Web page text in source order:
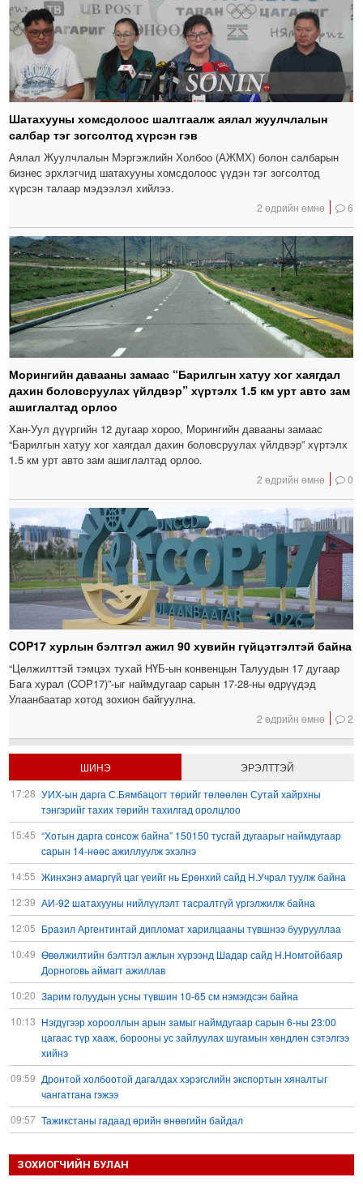
Шатахууны хомсдолоос шалтгаалж аялал жуулчлалын
салбар тэг зогсолтод хүрсэн гэв
Аялал Жуулчлалын Мэргэжлийн Холбоо (АЖМХ) болон салбарын
бизнес эрхлэгчид шатахууны хомсдолоос үүдэн тэг зогсолтод
хүрсэн талаар мэдээлэл хийлээ.
2 өдрийн өмнө 6
Морингийн давааны замаас “Барилгын хатуу хог хаягдал
дахин боловсруулах үйлдвэр” хүртэлх 1.5 км урт авто зам
ашиглалтад орлоо
Хан-Уул дүүргийн 12 дугаар хороо, Морингийн давааны замаас
“Барилгын хатуу хог хаягдал дахин боловсруулах үйлдвэр” хүртэлх
1.5 км урт авто зам ашиглалтад орлоо.
2 өдрийн өмнө 0
COP17 хурлын бэлтгэл ажил 90 хувийн гүйцэтгэлтэй байна
“Цөлжилттэй тэмцэх тухай НҮБ-ын конвенцын Талуудын 17 дугаар
Бага хурал (COP17)”-ыг наймдугаар сарын 17-28-ны өдрүүдэд
Улаанбаатар хотод зохион байгуулна.
2 өдрийн өмнө 2
ШИНЭ
ЭРЭЛТТЭЙ
17:28 УИХ-ын дарга С.Бямбацогт төрийг төлөөлөн Сутай хайрхны
тэнгэрийг тахих төрийн тахилгад оролцлоо
15:45 “Хотын дарга сонсож байна” 150150 тусгай дугаарыг наймдугаар
сарын 14-нөөс ажиллуулж эхэлнэ
14:55 Жинхэнэ амаргүй цаг үеийг нь Ерөнхий сайд Н.Учрал туулж байна
12:39 АИ-92 шатахууны нийлүүлэлт тасралтгүй үргэлжилж байна
12:05 Бразил Аргентинтай дипломат харилцааны түвшнээ буурууллаа
10:49 Өвөлжилтийн бэлтгэл ажлын хүрээнд Шадар сайд Н.Номтойбаяр
Дорноговь аймагт ажиллав
10:20 Зарим голуудын усны түвшин 10-65 см нэмэгдсэн байна
10:13 Нэгдүгээр хорооллын арын замыг наймдугаар сарын 6-ны 23:00
цагаас түр хааж, борооны ус зайлуулах шугамын хөндлөн сэтэлгээ
хийнэ
09:59 Дронтой холбоотой дагалдах хэрэгслийн экспортын хяналтыг
чангатгана гэжээ
09:57 Тажикстаны гадаад өрийн өнөөгийн байдал
09:22 Үндсэн хууль зөрчсөн Х.Булгантуяа, үндэсний эв нэгдэлд
ЗОХИОГЧИЙН БУЛАН